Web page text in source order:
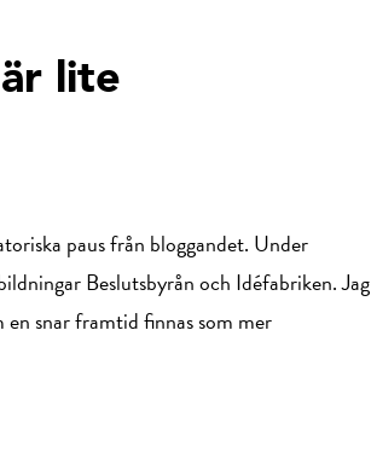
lite
paus från bloggandet. Under
Beslutsbyrån och Idéfabriken. Jag
snar framtid finnas som mer